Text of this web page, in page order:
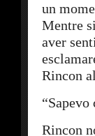
un
Mentre
aver
Rincon
Rincon